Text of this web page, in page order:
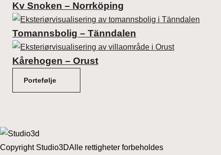
Kv Snoken – Norrköping
Tomannsbolig – Tänndalen
Kårehogen – Orust
Portefølje
Copyright Studio3DAlle rettigheter forbeholdes